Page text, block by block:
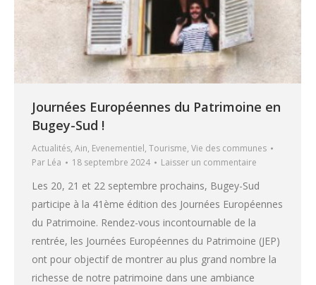
Journées Européennes du Patrimoine en
Bugey-Sud !
Actualités, Ain, Evenementiel, Tourisme, Vie des communes
Par Léa 18 septembre 2024 Laisser un commentaire
Les 20, 21 et 22 septembre prochains, Bugey-Sud
participe à la 41ème édition des Journées Européennes
du Patrimoine. Rendez-vous incontournable de la
rentrée, les Journées Européennes du Patrimoine (JEP)
ont pour objectif de montrer au plus grand nombre la
richesse de notre patrimoine dans une ambiance